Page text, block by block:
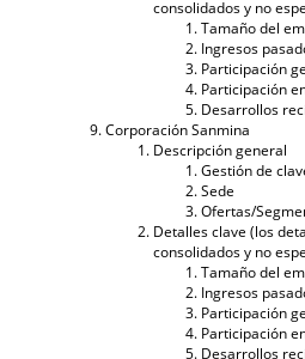
consolidados y no
Tamaño del
Ingresos
Participación
Participación
Desarrollos
Corporación Sanmina
Descripción general
Gestión de
Sede
Ofertas/
Detalles clave (los
consolidados y no
Tamaño del
Ingresos
Participación
Participación
Desarrollos